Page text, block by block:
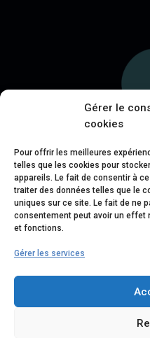
Gérer le
cookies
Pour offrir les meilleures
telles que les cookies pour
appareils. Le fait de consentir à
traiter des données telles que le
uniques sur ce site. Le fait de ne
consentement peut avoir un
et fonctions.
Gérer les services